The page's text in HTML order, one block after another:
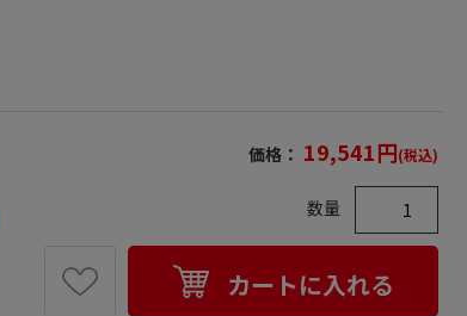
価格： 19,541円(税込)
数量
カートに入れる